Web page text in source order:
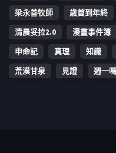
梁永善牧師
歳首到年終
清晨妥拉2.0
漫畫事件簿
申命記
真理 知識
荒漠甘泉
見證 週一